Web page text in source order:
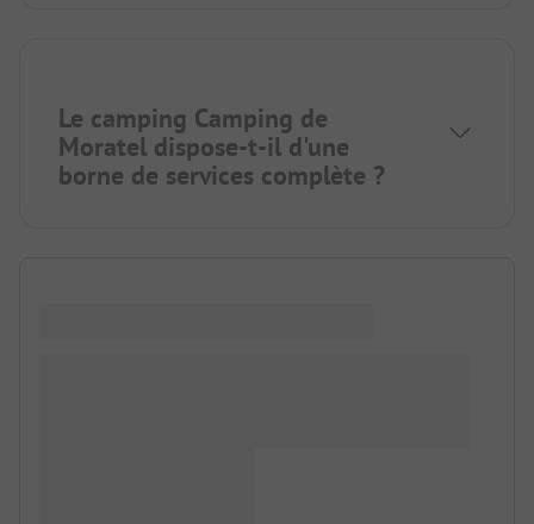
Le camping Camping de
Moratel dispose-t-il d'une
borne de services complète ?